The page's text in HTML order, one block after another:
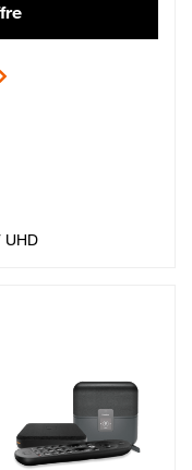
UHD
par mois, Engagement 12 mois